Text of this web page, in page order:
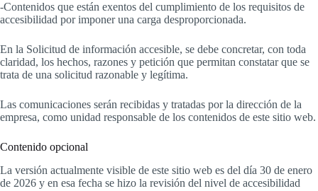
-Contenidos que están exentos del cumplimiento de los requisitos de
accesibilidad por imponer una carga desproporcionada.
En la Solicitud de información accesible, se debe concretar, con toda
claridad, los hechos, razones y petición que permitan constatar que se
trata de una solicitud razonable y legítima.
Las comunicaciones serán recibidas y tratadas por la dirección de la
empresa, como unidad responsable de los contenidos de este sitio web.
Contenido opcional
La versión actualmente visible de este sitio web es del día 30 de enero
de 2026 y en esa fecha se hizo la revisión del nivel de accesibilidad